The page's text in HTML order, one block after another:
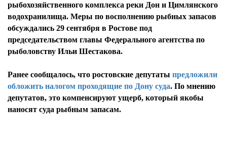
рыбохозяйственного комплекса реки Дон и Цимлянского
водохранилища. Меры по восполнению рыбных запасов
обсуждались 29 сентября в Ростове под
председательством главы Федерального агентства по
рыболовству Ильи Шестакова.
Ранее сообщалось, что ростовские депутаты предложили
обложить налогом проходящие по Дону суда. По мнению
депутатов, это компенсируют ущерб, который якобы
наносят суда рыбным запасам.